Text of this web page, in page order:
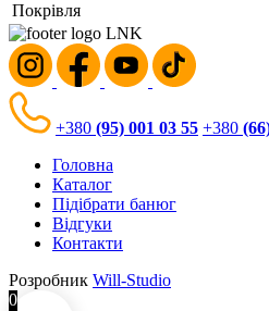
Опис товару
Характеристики
Основні
Довжина
Ширина
Висота
Виробник